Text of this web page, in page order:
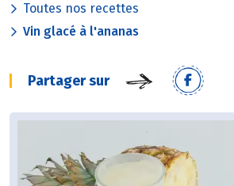
Toutes nos recettes
Vin glacé à l'ananas
Partager sur